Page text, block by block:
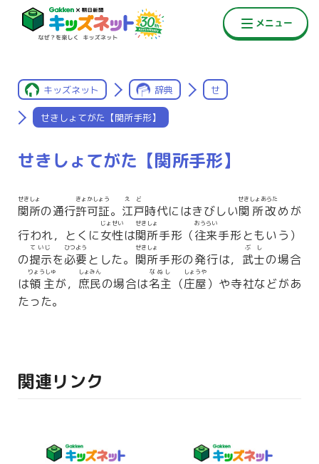
キッズネット 辞典 せ
せきしょてがた【関所手形】
せきしょてがた【関所手形】
関所
せきしょ
の通行許可証
きょかしょう
。 江戸
えど
時代にはきびしい関所改
せきしょあらた
めが
行われ，とくに女性
じょせい
は関所
せきしょ
手形（往来
おうらい
手形ともいう）
の提示
ていじ
を必要
ひつよう
とした。 関所
せきしょ
手形の発行は， 武士
ぶし
の場合
は領主
りょうしゅ
が， 庶民
しょみん
の場合は名主
なぬし
（庄屋
しょうや
）や寺社などがあ
たった。
関連リンク